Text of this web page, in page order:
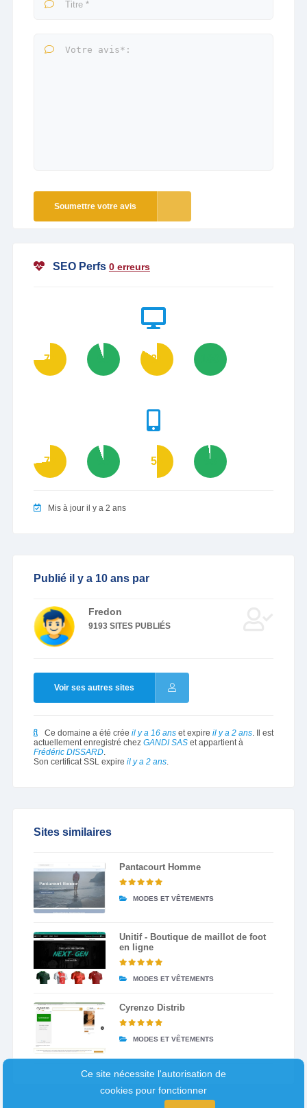
Soumettre votre avis
SEO Perfs 0 erreurs
74 95 84
73 95 50 98
Mis à jour il y a 2 ans
Publié il y a 10 ans par
Fredon
9193 SITES PUBLIÉS
Voir ses autres sites
Ce domaine a été crée il y a 16 anset expire il y a 2 ans. Il est
actuellement enregistré chez GANDI SASet appartient à
Frédéric DISSARD.
Son certificat SSL expire il y a 2 ans.
Sites similaires
Pantacourt Homme
MODES ET VÊTEMENTS
Unitif - Boutique de maillot de foot
en ligne
MODES ET VÊTEMENTS
Cyrenzo Distrib
MODES ET VÊTEMENTS
Ce site nécessite l'autorisation de
cookies pour fonctionner